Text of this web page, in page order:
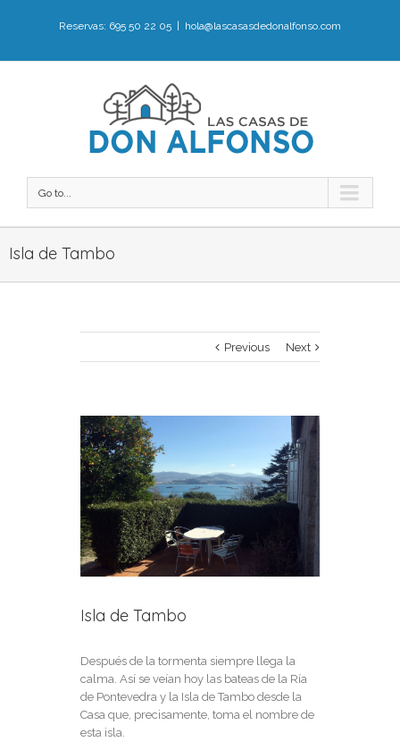
Reservas: 695 50 22 05 hola@lascasasdedonalfonso.com
Go to...
Isla de Tambo
Previous Next
View
Larger
Image
Isla de Tambo
Después de la tormenta siempre llega la
calma. Así se veían hoy las bateas de la Ría
de Pontevedra y la Isla de Tambo desde la
Casa que, precisamente, toma el nombre de
esta isla.